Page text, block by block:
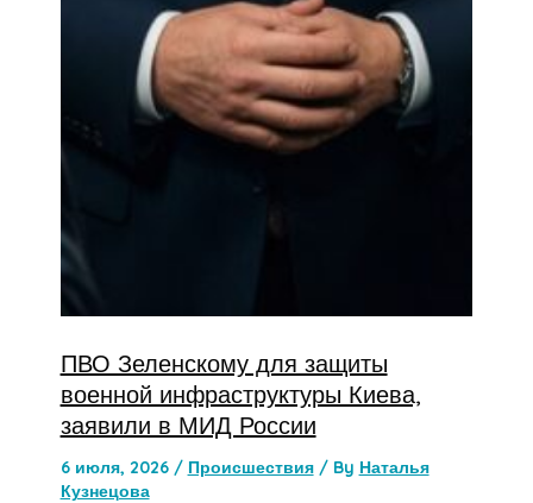
ПВО Зеленскому для защиты
военной инфраструктуры Киева,
заявили в МИД России
6 июля, 2026 / Происшествия/ By Наталья
Кузнецова